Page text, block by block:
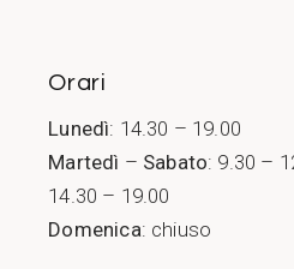
Orari
Lunedì: 14.30 – 19.00
Martedì – Sabato: 9.30 –
14.30 – 19.00
Domenica: chiuso